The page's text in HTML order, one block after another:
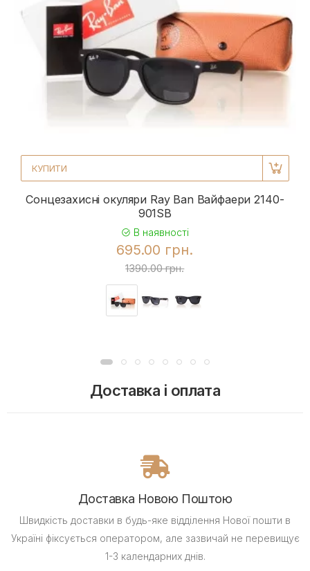
КУПИТИ
Сонцезахисні окуляри Ray Ban Вайфаери 2140-
901SB
В наявності
695.00 грн.
1390.00 грн.
Доставка і оплата
Доставка Новою Поштою
Швидкість доставки в будь-яке відділення Нової пошти в
Україні фіксується оператором, але зазвичай не перевищує
1-3 календарних днів.